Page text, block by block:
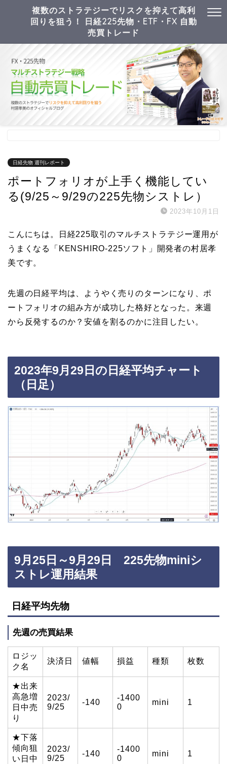
複数のストラテジーでリスクを抑えて高利
回りを狙う！ 日経225先物・ETF・FX 自動
売買トレード
日経先物 週刊レポート
ポートフォリオが上手く機能してい
る(9/25～9/29の225先物シストレ）
2023年10月1日
こんにちは。日経225取引のマルチストラテジー運用が
うまくなる「KENSHIRO‐225ソフト」開発者の村居孝
美です。
先週の日経平均は、ようやく売りのターンになり、ポ
ートフォリオの組み方が成功した格好となった。来週
から反発するのか？安値を割るのかに注目したい。
2023年9月29日の日経平均チャート
（日足）
9月25日～9月29日 225先物miniシ
ストレ運用結果
日経平均先物
先週の売買結果
ロジッ
ク名
決済日 値幅 損益 種類 枚数
★出来
高急増
日中売
り
2023/
9/25
-140
-1400
0
mini 1
★下落
傾向狙
い日中
2023/
9/25
-140
-1400
0
mini 1